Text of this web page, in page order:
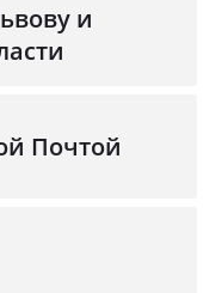
PS 5-zone
матраса
слой
из
и
base
защита их от
– комбинация
с
материала и
и
Почтой